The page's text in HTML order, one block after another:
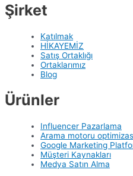
Şirket
Katılmak
HİKAYEMİZ
Satış Ortaklığı
Ortaklarımız
Blog
Ürünler
Influencer Pazarlama
Arama motoru
Google Marketing
Müşteri Kaynakları
Medya Satın Alma